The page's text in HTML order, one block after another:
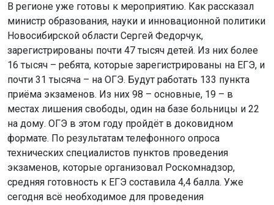
В регионе уже готовы к мероприятию. Как рассказал
министр образования, науки и инновационной политики
Новосибирской области Сергей Федорчук,
зарегистрированы почти 47 тысяч детей. Из них более
16 тысяч – ребята, которые зарегистрированы на ЕГЭ, и
почти 31 тысяча – на ОГЭ. Будут работать 133 пункта
приёма экзаменов. Из них 98 – основные, 19 – в
местах лишения свободы, один на базе больницы и 22
на дому. ОГЭ в этом году пройдёт в доковидном
формате. По результатам телефонного опроса
технических специалистов пунктов проведения
экзаменов, которые организовал Роскомнадзор,
средняя готовность к ЕГЭ составила 4,4 балла. Уже
сегодня всё необходимое для проведения